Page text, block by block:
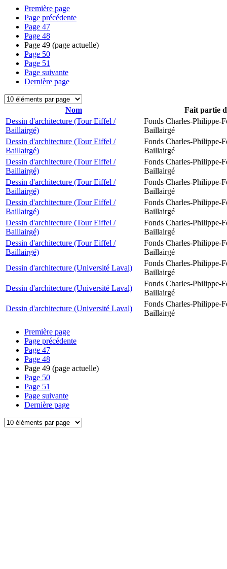
Première page
Page précédente
Page 47
Page 48
Page 49 (page actuelle)
Page 50
Page 51
Page suivante
Dernière page
Nom
Fait partie
Dessin d'architecture (Tour Eiffel /
Baillairgé)
Fonds Charles-Philippe-
Baillairgé
Dessin d'architecture (Tour Eiffel /
Baillairgé)
Fonds Charles-Philippe-
Baillairgé
Dessin d'architecture (Tour Eiffel /
Baillairgé)
Fonds Charles-Philippe-
Baillairgé
Dessin d'architecture (Tour Eiffel /
Baillairgé)
Fonds Charles-Philippe-
Baillairgé
Dessin d'architecture (Tour Eiffel /
Baillairgé)
Fonds Charles-Philippe-
Baillairgé
Dessin d'architecture (Tour Eiffel /
Baillairgé)
Fonds Charles-Philippe-
Baillairgé
Dessin d'architecture (Tour Eiffel /
Baillairgé)
Fonds Charles-Philippe-
Baillairgé
Dessin d'architecture (Université Laval)
Fonds Charles-Philippe-
Baillairgé
Dessin d'architecture (Université Laval)
Fonds Charles-Philippe-
Baillairgé
Dessin d'architecture (Université Laval)
Fonds Charles-Philippe-
Baillairgé
Première page
Page précédente
Page 47
Page 48
Page 49 (page actuelle)
Page 50
Page 51
Page suivante
Dernière page